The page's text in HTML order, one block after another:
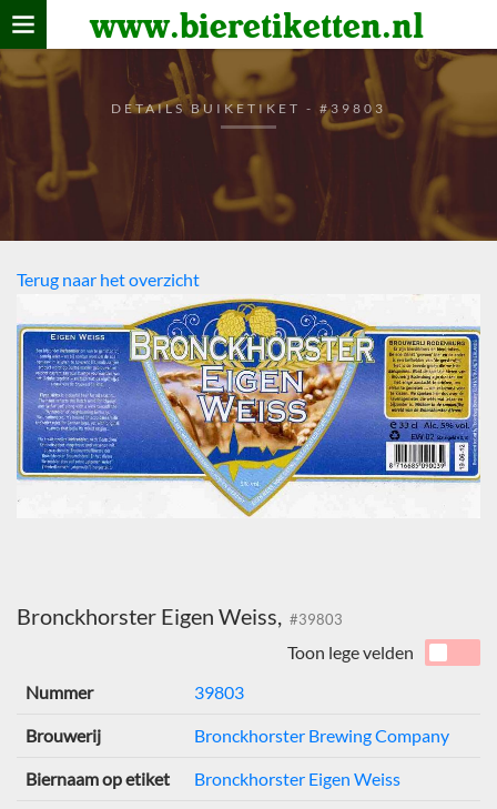
www.bieretiketten.nl
Home
verzamelen
De bierkaart
Bezoekers
DETAILS BUIKETIKET - #39803
Terug naar het overzicht
Bronckhorster Eigen Weiss, #39803
Toon lege velden
Nummer
39803
Brouwerij Bronckhorster Brewing Company
Biernaam op etiket Bronckhorster Eigen Weiss